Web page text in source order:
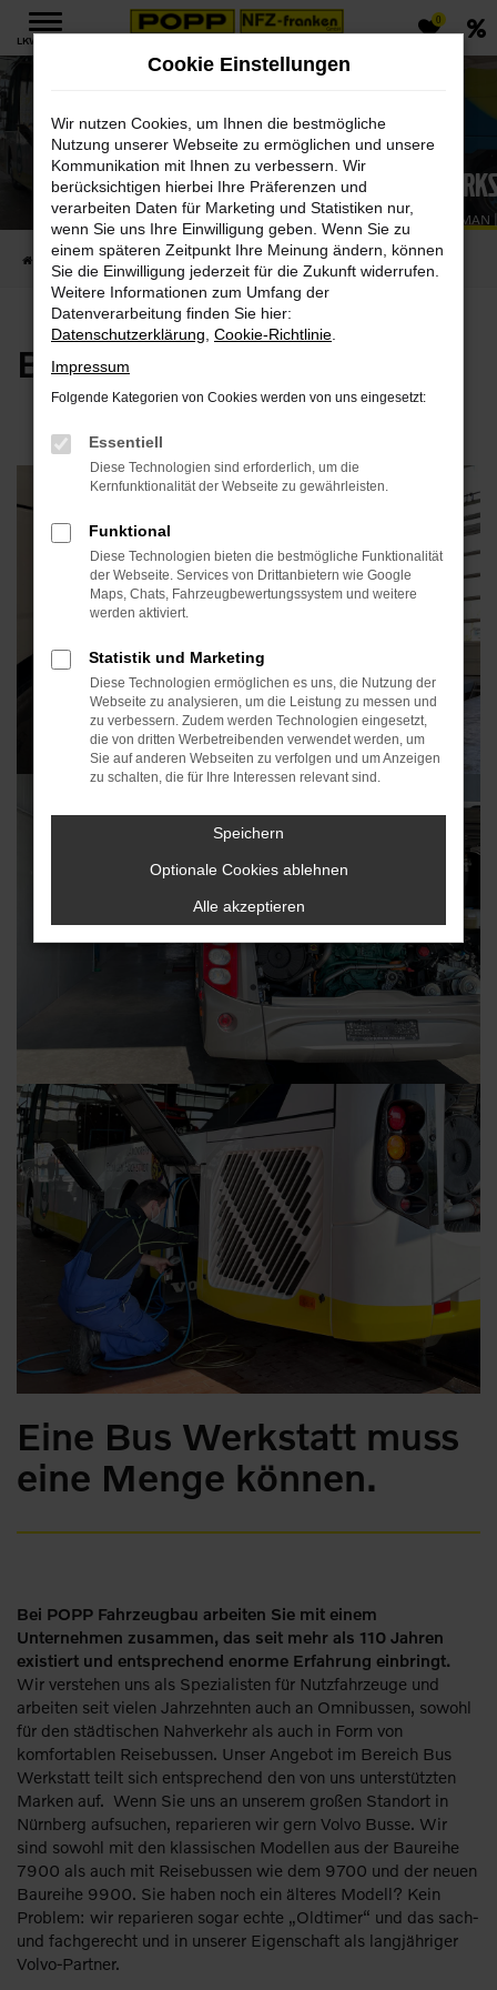
Zum
Hauptinhalt
LKW MENÜ
0
Bus
VOLVO | MAN
Startseite Reparatur und Service Leistungen Bus Werkstatt
Bus Werkstatt
Eine Bus Werkstatt muss
eine Menge können.
Bei POPP Fahrzeugbau arbeiten Sie mit einem
Unternehmen zusammen, das seit mehr als 110 Jahren
existiert und entsprechend enorme Erfahrung einbringt.
Wir verstehen uns als Spezialisten für Nutzfahrzeuge und
arbeiten seit vielen Jahrzehnten auch an Omnibussen, sowohl
für den städtischen Nahverkehr als auch in Form von
komfortablen Reisebussen. Unser Angebot im Bereich Bus
Werkstatt teilt sich entsprechend den von uns unterstützten
Marken auf. Wenn Sie uns an unserem großen Standort in
Nürnberg aufsuchen, reparieren wir gern Volvo Busse. Wir
sind sowohl mit den klassischen Modellen aus der Baureihe
7900 als auch mit Reisebussen wie dem 9700 und der neuen
Baureihe 9900. Sie haben noch ein älteres Modell? Kein
Problem: wir reparieren sogar echte „Oldtimer“ und das sach-
und fachgerecht und in unserer Eigenschaft als langjähriger
Volvo-Partner.
Cookie Einstellungen
Wir nutzen Cookies, um Ihnen die bestmögliche
Nutzung unserer Webseite zu ermöglichen und unsere
Kommunikation mit Ihnen zu verbessern. Wir
berücksichtigen hierbei Ihre Präferenzen und
verarbeiten Daten für Marketing und Statistiken nur,
wenn Sie uns Ihre Einwilligung geben. Wenn Sie zu
einem späteren Zeitpunkt Ihre Meinung ändern, können
Sie die Einwilligung jederzeit für die Zukunft widerrufen.
Weitere Informationen zum Umfang der
Datenverarbeitung finden Sie hier:
Datenschutzerklärung Cookie-Richtlinie
Impressum
Folgende Kategorien von Cookies werden von uns eingesetzt:
Essentiell
Diese Technologien sind erforderlich, um die
Kernfunktionalität der Webseite zu gewährleisten.
Funktional
Diese Technologien bieten die bestmögliche Funktionalität
der Webseite. Services von Drittanbietern wie Google
Maps, Chats, Fahrzeugbewertungssystem und weitere
werden aktiviert.
Statistik und Marketing
Diese Technologien ermöglichen es uns, die Nutzung der
Webseite zu analysieren, um die Leistung zu messen und
zu verbessern. Zudem werden Technologien eingesetzt,
die von dritten Werbetreibenden verwendet werden, um
Sie auf anderen Webseiten zu verfolgen und um Anzeigen
zu schalten, die für Ihre Interessen relevant sind.
Speichern
Optionale Cookies ablehnen
Alle akzeptieren